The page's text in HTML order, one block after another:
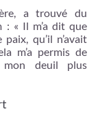
a trouvé du
: « Il m’a dit que
qu’il n’avait
m’a permis de
deuil plus